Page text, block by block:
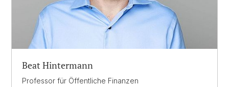
Beat Hintermann
Professor für Öffentliche Finanzen